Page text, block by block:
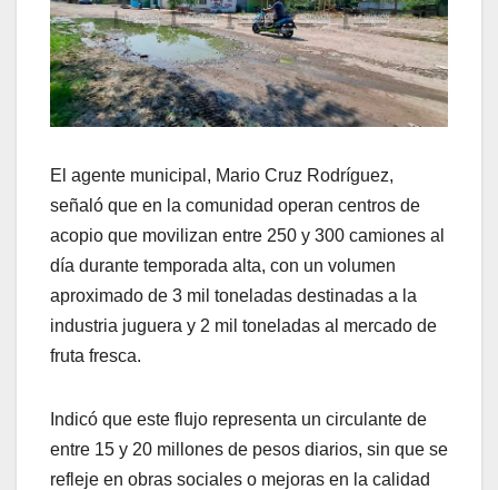
El agente municipal, Mario Cruz Rodríguez,
señaló que en la comunidad operan centros de
acopio que movilizan entre 250 y 300 camiones al
día durante temporada alta, con un volumen
aproximado de 3 mil toneladas destinadas a la
industria juguera y 2 mil toneladas al mercado de
fruta fresca.
Indicó que este flujo representa un circulante de
entre 15 y 20 millones de pesos diarios, sin que se
refleje en obras sociales o mejoras en la calidad